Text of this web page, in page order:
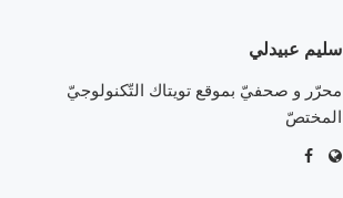
سليم عبيدلي
محرّر و صحفيّ بموقع تويتاك التّكنولوجيّ
المختصّ